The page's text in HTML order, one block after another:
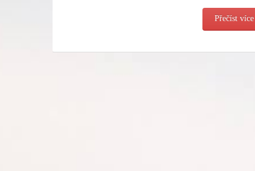
Přečíst více